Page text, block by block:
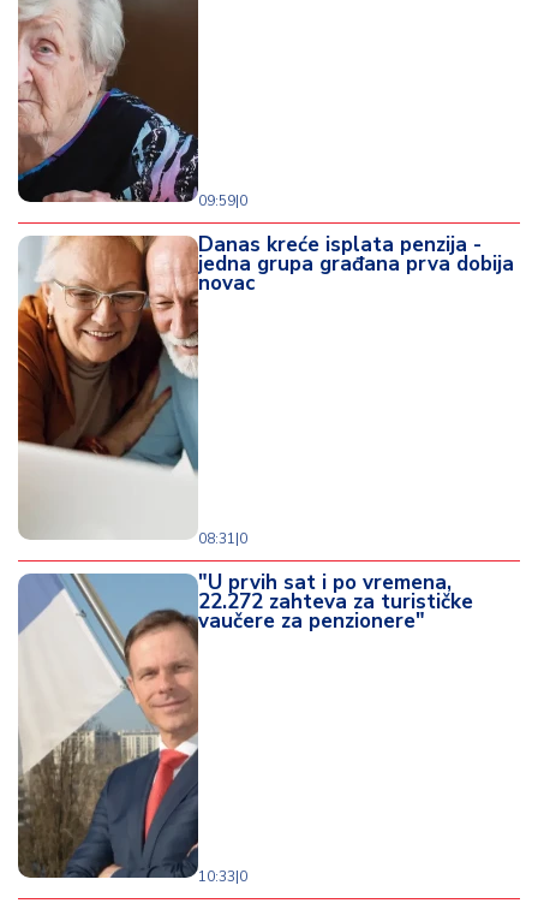
09:59|0
Danas kreće isplata penzija -
jedna grupa građana prva dobija
novac
08:31|0
"U prvih sat i po vremena,
22.272 zahteva za turističke
vaučere za penzionere"
10:33|0